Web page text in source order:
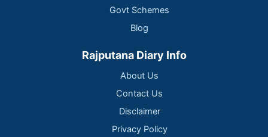
Govt Schemes
Blog
Rajputana Diary Info
About Us
Contact Us
Disclaimer
Privacy Policy